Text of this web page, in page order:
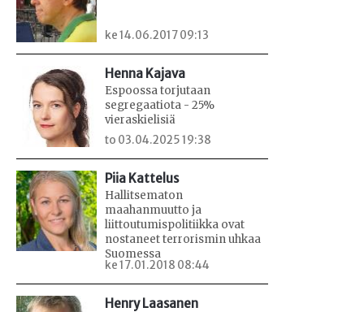
ke 14.06.2017 09:13
Henna Kajava
Espoossa torjutaan
segregaatiota - 25%
vieraskielisiä
to 03.04.2025 19:38
Piia Kattelus
Hallitsematon
maahanmuutto ja
liittoutumispolitiikka ovat
nostaneet terrorismin uhkaa
Suomessa
ke 17.01.2018 08:44
Henry Laasanen